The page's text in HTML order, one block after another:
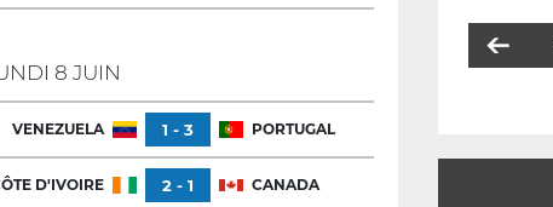
8 JUIN
VENEZUELA 1 - 3 PORTUGAL
D'IVOIRE 2 - 1 CANADA